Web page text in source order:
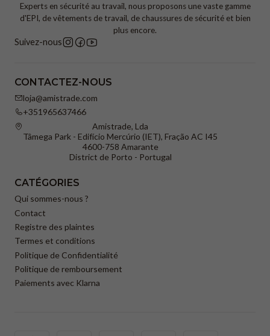
Experts en sécurité au travail, nous proposons une vaste gamme
d'EPI, de vêtements de travail, de chaussures de sécurité et bien
plus encore.
Suivez-nous
CONTACTEZ-NOUS
loja@amistrade.com
+351965637466
Amistrade, Lda
Tâmega Park - Edifício Mercúrio (IET), Fração AC I45
4600-758 Amarante
District de Porto - Portugal
CATÉGORIES
Qui sommes-nous ?
Contact
Registre des plaintes
Termes et conditions
Politique de Confidentialité
Politique de remboursement
Paiements avec Klarna